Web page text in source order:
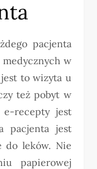
pacjenta
medycznych w
to wizyta u
też pobyt w
e-recepty jest
pacjenta jest
do leków. Nie
papierowej